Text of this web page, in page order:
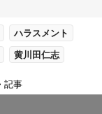
ハラスメント
黄川田仁志
記事